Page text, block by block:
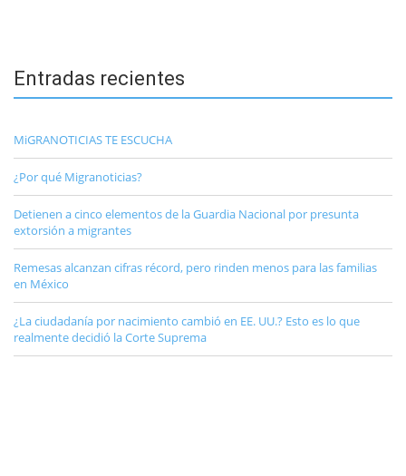
Entradas recientes
MiGRANOTICIAS TE ESCUCHA
¿Por qué Migranoticias?
Detienen a cinco elementos de la Guardia Nacional por presunta
extorsión a migrantes
Remesas alcanzan cifras récord, pero rinden menos para las familias
en México
¿La ciudadanía por nacimiento cambió en EE. UU.? Esto es lo que
realmente decidió la Corte Suprema